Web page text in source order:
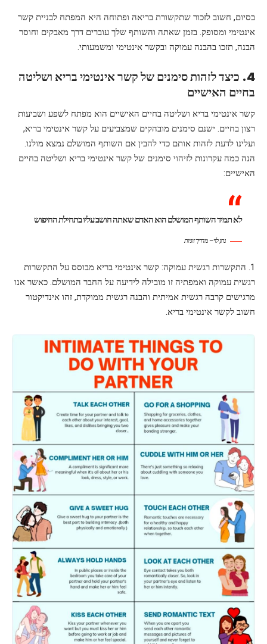
בסיום, חשוב לזכור שתקשורת בריאה ופתוחה היא המפתח לבניית קשר
אינטימי ומסופק. בזמן שאתה והשותף שלך עוברים דרך מאבקים וחוסר
הבנה, תזכו בהבנה עמוקה ובקשר אינטימי ומשמעותי.
4. כיצד לזהות סימנים של קשר אינטימי בריא ושליטה
בחיים האישיים
קשר אינטימי בריא ושליטה בחיים האישיים הוא מפתח לשפע ושביעות
רצון בחיים. ישנם סימנים מובהקים שמצביעים על קשר אינטימי בריא,
ועלינו לדעת לזהות אותם כדי להבין אם השותף המושלם נמצא מולנו.
הנה כמה עקרונות לזיהוי סימנים של קשר אינטימי בריא ושליטה בחיים
האישיים:
לא תמיד השותף המושלם הוא האדם שאתה חושב עליו בתחילת החיפוש
נתן לוי – מדריך זוגיות
1. התקשרות רגשית עמוקה: קשר אינטימי בריא מבוסס על התקשרות
רגשית עמוקה ואמפתיה זו מובילה לידיעה על החבר המושלם. כאשר אנו
מרגישים קרבה רגשית אמיתית והבנה רגשית ממוקדת, זהו אינדיקטור
חשוב לקשר אינטימי בריא.